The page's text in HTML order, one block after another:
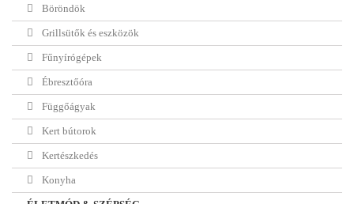
Böröndök
Grillsütők és eszközök
Fűnyírógépek
Ébresztőóra
Függőágyak
Kert bútorok
Kertészkedés
Konyha